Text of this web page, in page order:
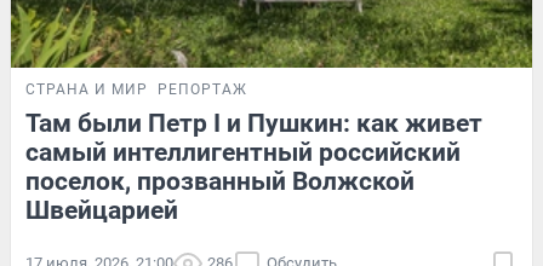
СТРАНА И МИР РЕПОРТАЖ
Там были Петр I и Пушкин: как живет
самый интеллигентный российский
поселок, прозванный Волжской
Швейцарией
17 июля, 2026, 21:00 286 Обсудить